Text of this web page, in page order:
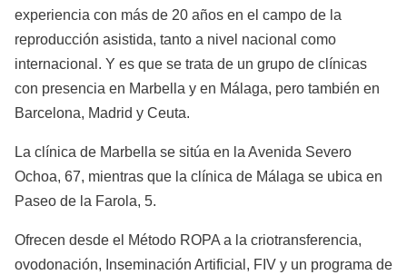
experiencia con más de 20 años en el campo de la
reproducción asistida, tanto a nivel nacional como
internacional. Y es que se trata de un grupo de clínicas
con presencia en Marbella y en Málaga, pero también en
Barcelona, Madrid y Ceuta.
La clínica de Marbella se sitúa en la Avenida Severo
Ochoa, 67, mientras que la clínica de Málaga se ubica en
Paseo de la Farola, 5.
Ofrecen desde el Método ROPA a la criotransferencia,
ovodonación, Inseminación Artificial, FIV y un programa de